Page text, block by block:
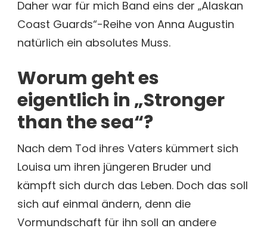
Daher war für mich Band eins der „Alaskan
Coast Guards“-Reihe von Anna Augustin
natürlich ein absolutes Muss.
Worum geht es
eigentlich in „Stronger
than the sea“?
Nach dem Tod ihres Vaters kümmert sich
Louisa um ihren jüngeren Bruder und
kämpft sich durch das Leben. Doch das soll
sich auf einmal ändern, denn die
Vormundschaft für ihn soll an andere